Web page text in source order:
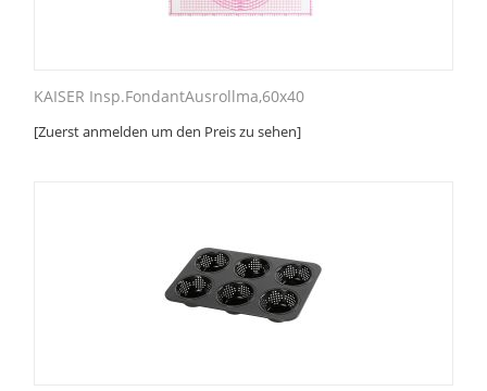
KAISER Insp.FondantAusrollma,60x40
[Zuerst anmelden um den Preis zu sehen]